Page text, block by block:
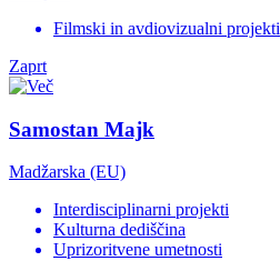
Filmski in avdiovizualni projekti
Zaprt
Samostan Majk
Madžarska (EU)
Interdisciplinarni projekti
Kulturna dediščina
Uprizoritvene umetnosti